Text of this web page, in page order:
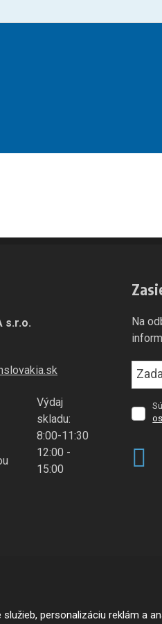
s.r.o.
Výdaj
skladu:
8:00-11:30
12:00 -
15:00
Na
údajov
osobných údajov a zmluvné
personalizáciu reklám a